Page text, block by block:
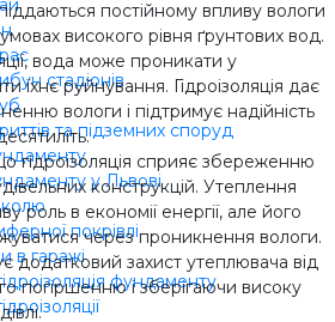
стадіонів
та підземних споруд
у Львові
покрівлі
в гаражі
фундаменту
постійному впливу вологи
високого рівня ґрунтових вод.
вода може проникати у
їхнє руйнування. Гідроізоляція дає
вологи і підтримує надійність
гідроізоляція сприяє збереженню
конструкцій. Утеплення
роль в економії енергії, але його
через проникнення вологи.
додатковий захист утеплювача від
погіршенню і зберігаючи високу